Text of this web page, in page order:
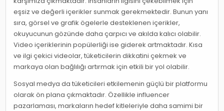
eşsiz ve değerli içerikler sunmak gerekmektedir. Bunun yanı
sıra, görsel ve grafik ögelerle desteklenen içerikler,
okuyucunun gözünde daha çarpıcı ve akılda kalıcı olabilir.
Video içeriklerinin popülerliği ise giderek artmaktadır. Kısa
ve ilgi çekici videolar, tüketicilerin dikkatini çekmek ve
markaya olan bağlılığı artırmak için etkili bir yol olabilir.
Sosyal medya da tüketicileri etkilemenin güçlü bir platformu
olarak ön plana çıkmaktadır. Özellikle influencer
pazarlaması, markaların hedef kitleleriyle daha samimi bir